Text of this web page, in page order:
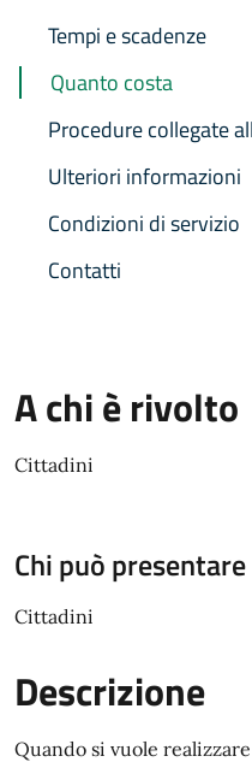
Tempi e scadenze
Quanto costa
Procedure collegate
Ulteriori informazioni
Condizioni di servizio
Contatti
A chi è rivolto
Cittadini
Chi può presentare
Cittadini
Descrizione
Quando si vuole